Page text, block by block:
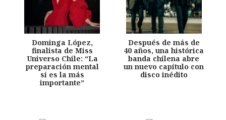
Dominga López,
finalista de Miss
Universo Chile: “La
preparación mental
sí es la más
importante”
Después de más de
40 años, una histórica
banda chilena abre
un nuevo capítulo con
disco inédito